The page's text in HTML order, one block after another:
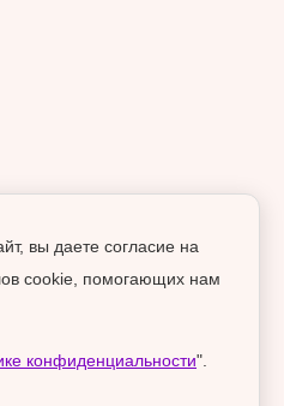
вы даете согласие на
cookie, помогающих нам
конфиденциальности".